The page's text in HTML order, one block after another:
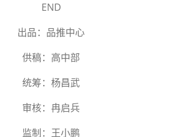
END
出品：品推中心
供稿：高中部
统筹：杨昌武
审核：冉启兵
监制：王小鹏